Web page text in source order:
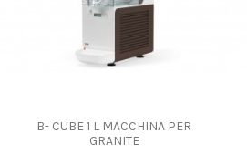
B- CUBE 1 L MACCHINA PER
GRANITE